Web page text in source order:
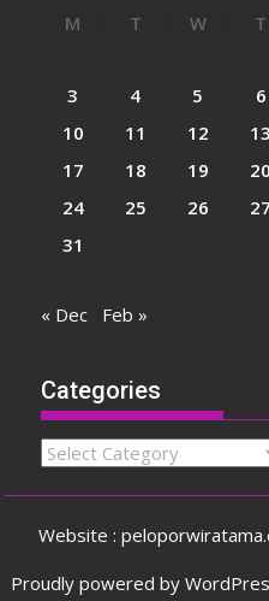
M T W T
3
4 5 6
10
11 12 13
17
18 19 20
24
25 26 27
31
« Dec Feb »
Categories
Categories
Website :
Proudly powered by